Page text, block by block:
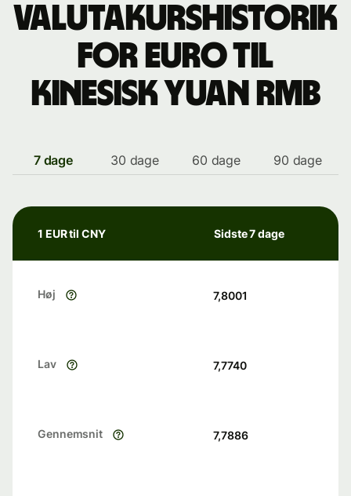
Valutakurshistorik
for euro til
Kinesisk yuan rmb
7 dage 30 dage 60 dage 90 dage
1 EUR til CNY Sidste 7 dage
Høj 7,8001
Lav 7,7740
Gennemsnit 7,7886